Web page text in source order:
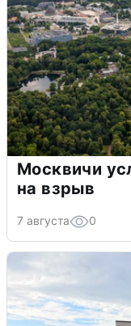
Москвичи
на взрыв
7 августа 0